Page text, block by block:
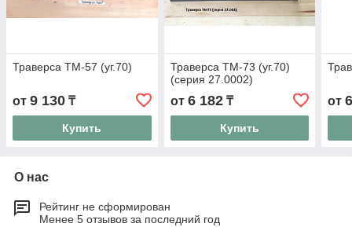
Траверса ТМ-57 (уг.70)
от 9 130 ₸
Купить
Траверса ТМ-73 (уг.70)
(серия 27.0002)
от 6 182₸
Купить
от
О нас
Рейтинг не сформирован
Менее 5 отзывов за последний год